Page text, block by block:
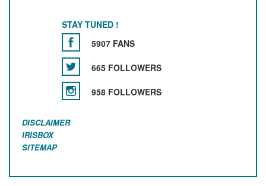
STAY TUNED !
5907 FANS
665 FOLLOWERS
958 FOLLOWERS
DISCLAIMER
IRISBOX
SITEMAP